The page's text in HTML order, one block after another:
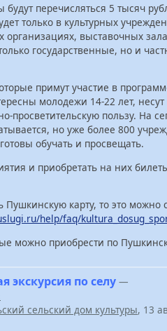
будут перечисляться 5 тысяч
только в культурных
организациях, выставочных
государственные, но и
примут участие в
молодежи 14-22 лет,
просветительскую пользу. На
но уже более 800
обучать и просвещать.
и приобретать на них
Пушкинскую карту, то это можно
help/faq/
можно приобрести по
экскурсия по селу —
сельский дом культуры, 13